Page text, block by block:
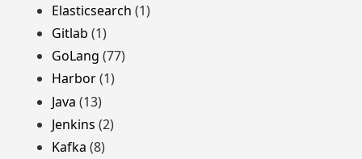
Elasticsearch (1)
Gitlab (1)
GoLang (77)
Harbor(1)
Java (13)
Jenkins (2)
Kafka (8)